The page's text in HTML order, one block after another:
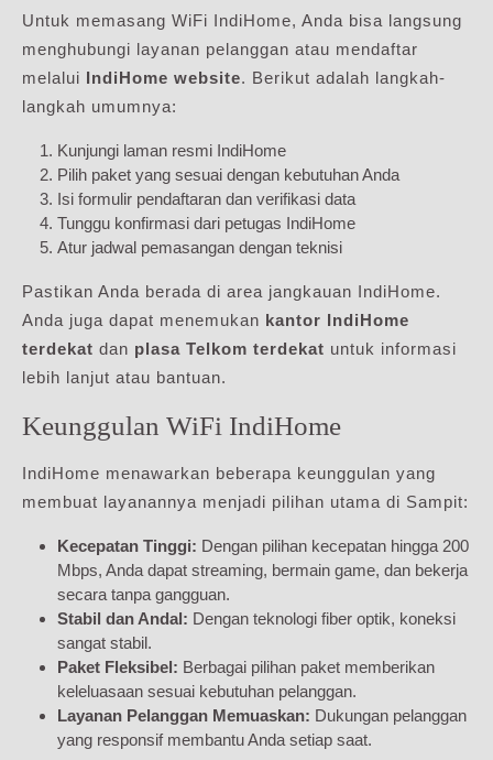
Untuk memasang WiFi IndiHome, Anda bisa langsung
menghubungi layanan pelanggan atau mendaftar
melalui IndiHome website. Berikut adalah langkah-
langkah umumnya:
Kunjungi laman resmi IndiHome
Pilih paket yang sesuai dengan kebutuhan Anda
Isi formulir pendaftaran dan verifikasi data
Tunggu konfirmasi dari petugas IndiHome
Atur jadwal pemasangan dengan teknisi
Pastikan Anda berada di area jangkauan IndiHome.
Anda juga dapat menemukan kantor IndiHome
terdekat dan plasa Telkom terdekat untuk informasi
lebih lanjut atau bantuan.
Keunggulan WiFi IndiHome
IndiHome menawarkan beberapa keunggulan yang
membuat layanannya menjadi pilihan utama di Sampit:
Kecepatan Tinggi: Dengan pilihan kecepatan hingga 200
Mbps, Anda dapat streaming, bermain game, dan bekerja
secara tanpa gangguan.
Stabil dan Andal: Dengan teknologi fiber optik, koneksi
sangat stabil.
Paket Fleksibel: Berbagai pilihan paket memberikan
keleluasaan sesuai kebutuhan pelanggan.
Layanan Pelanggan Memuaskan: Dukungan pelanggan
yang responsif membantu Anda setiap saat.